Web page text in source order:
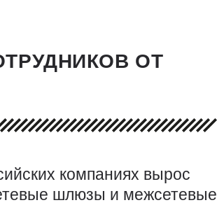
ОТ
компаниях вырос
шлюзы и межсетевые